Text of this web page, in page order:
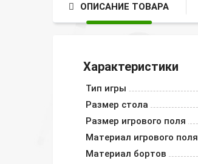
ОПИСАНИЕ ТОВАРА
Характеристики
Тип игры
Размер стола
Размер игрового поля
Материал игрового поля
Материал бортов